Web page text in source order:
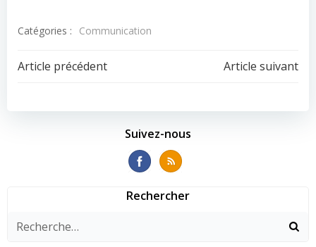
Catégories : Communication
Navigation
de
Article précédent
Navigation
de
l’article
Article suivant
Suivez-nous
Rechercher